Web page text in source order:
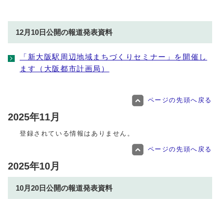
12月10日公開の報道発表資料
「新大阪駅周辺地域まちづくりセミナー」を開催し
ます（大阪都市計画局）
ページの先頭へ戻る
2025年11月
登録されている情報はありません。
ページの先頭へ戻る
2025年10月
10月20日公開の報道発表資料